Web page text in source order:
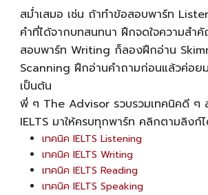
สม่ำเสมอ เช่น ถ้าทำข้อสอบพาร์ท
คำที่ได้จากบทสนทนา ฝึกจดใจความสำ
สอบพาร์ท Writing ก็ลองฝึกอ่าน
Scanning ฝึกอ่านคำถามก่อนแล้วค่อย
เป็นต้น
พี่ ๆ The Advisor รวบรวมเทคนิคดี ๆ
IELTS มาให้ครบทุกพาร์ท คลิกตามลิงก์
เทคนิค IELTS Listening
เทคนิค ​​IELTS Writing
เทคนิค IELTS Reading
เทคนิค IELTS Speaking